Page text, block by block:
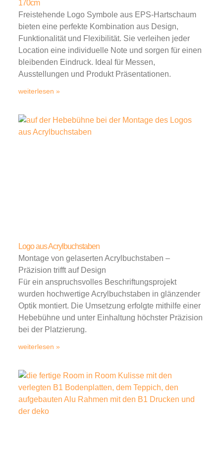
170cm
Freistehende Logo Symbole aus EPS-Hartschaum
bieten eine perfekte Kombination aus Design,
Funktionalität und Flexibilität. Sie verleihen jeder
Location eine individuelle Note und sorgen für einen
bleibenden Eindruck. Ideal für Messen,
Ausstellungen und Produkt Präsentationen.
weiterlesen »
Logo aus Acrylbuchstaben
Montage von gelaserten Acrylbuchstaben –
Präzision trifft auf Design
Für ein anspruchsvolles Beschriftungsprojekt
wurden hochwertige Acrylbuchstaben in glänzender
Optik montiert. Die Umsetzung erfolgte mithilfe einer
Hebebühne und unter Einhaltung höchster Präzision
bei der Platzierung.
weiterlesen »